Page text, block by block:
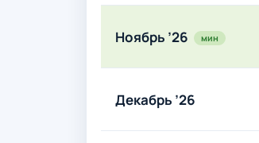
Ноябрь ’26 мин
Декабрь ’26